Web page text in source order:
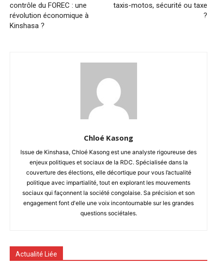
contrôle du FOREC : une
révolution économique à
Kinshasa ?
taxis-motos, sécurité ou taxe
?
Chloé Kasong
Issue de Kinshasa, Chloé Kasong est une analyste rigoureuse des
enjeux politiques et sociaux de la RDC. Spécialisée dans la
couverture des élections, elle décortique pour vous l’actualité
politique avec impartialité, tout en explorant les mouvements
sociaux qui façonnent la société congolaise. Sa précision et son
engagement font d'elle une voix incontournable sur les grandes
questions sociétales.
Actualité Liée